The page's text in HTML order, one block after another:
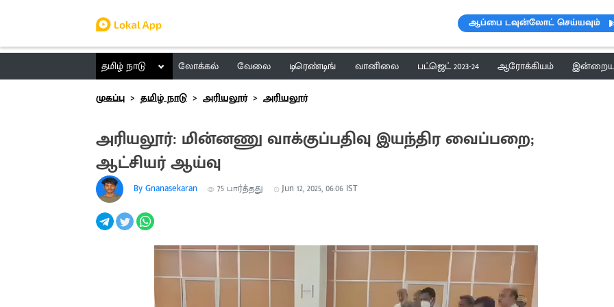
ஆப்பை டவுன்லோட் செய்யவும்
தமிழ் நாடு லோக்கல் வேலை டிரெண்டிங் வானிலை பட்ஜெட் 2023-24 ஆரோக்கியம் இன்றைய
முகப்பு
தமிழ் நாடு அரியலூர் அரியலூர்
அரியலூர்: மின்னணு வாக்குப்பதிவு இயந்திர வைப்பறை;
ஆட்சியர் ஆய்வு
By Gnanasekaran 75 பார்த்தது Jun 12, 2025, 06:06 IST